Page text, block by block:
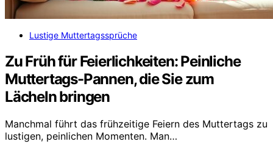
Lustige Muttertagssprüche
Zu Früh für Feierlichkeiten: Peinliche
Muttertags-Pannen, die Sie zum
Lächeln bringen
Manchmal führt das frühzeitige Feiern des Muttertags zu
lustigen, peinlichen Momenten. Man…